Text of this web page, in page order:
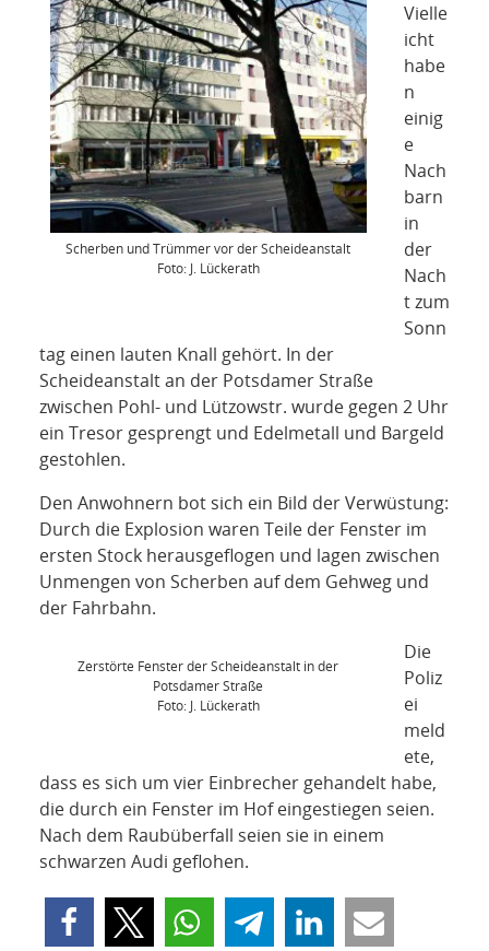
KIEK MA! /
MEINUNG
AUS DEM KIEZ
GEWERBE UND
GASTRONOMIE
HERANWACHSENDE,
SCHULE
KUNST UND
KULTUR
IN EIGENER
MITEINANDER
RAUM UND
VERKEHR
BAUEN UND
Scherben und Trümmer vor der Scheideanstalt
Foto: J. Lückerath
Vielle
icht
habe
n
einig
e
Nach
barn
in
der
Nach
t zum
Sonn
tag einen lauten Knall gehört. In der
Scheideanstalt an der Potsdamer Straße
zwischen Pohl- und Lützowstr. wurde gegen 2 Uhr
ein Tresor gesprengt und Edelmetall und Bargeld
gestohlen.
Den Anwohnern bot sich ein Bild der Verwüstung:
Durch die Explosion waren Teile der Fenster im
ersten Stock herausgeflogen und lagen zwischen
Unmengen von Scherben auf dem Gehweg und
der Fahrbahn.
Zerstörte Fenster der Scheideanstalt in der
Potsdamer Straße
Foto: J. Lückerath
Die
Poliz
ei
meld
ete,
dass es sich um vier Einbrecher gehandelt habe,
die durch ein Fenster im Hof eingestiegen seien.
Nach dem Raubüberfall seien sie in einem
schwarzen Audi geflohen.